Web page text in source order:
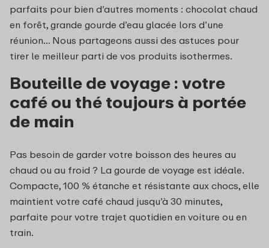
parfaits pour bien d’autres moments : chocolat chaud
en forêt, grande gourde d’eau glacée lors d’une
réunion… Nous partageons aussi des astuces pour
tirer le meilleur parti de vos produits isothermes.
Bouteille de voyage : votre
café ou thé toujours à portée
de main
Pas besoin de garder votre boisson des heures au
chaud ou au froid ? La gourde de voyage est idéale.
Compacte, 100 % étanche et résistante aux chocs, elle
maintient votre café chaud jusqu’à 30 minutes,
parfaite pour votre trajet quotidien en voiture ou en
train.